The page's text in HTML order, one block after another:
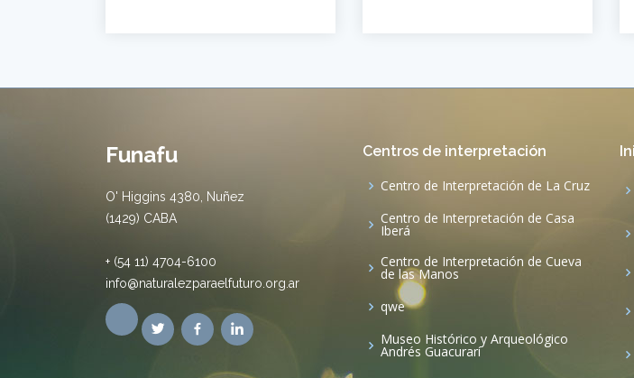
Funafu
O' Higgins 4380, Nuñez
(1429) CABA
+ (54 11) 4704-6100
info@naturalezparaelfuturo.org.ar
Centros de interpretación
Centro de Interpretación de La Cruz
Centro de Interpretación de Casa
Iberá
Centro de Interpretación de Cueva
de las Manos
qwe
Museo Histórico y Arqueológico
Andrés Guacurarí